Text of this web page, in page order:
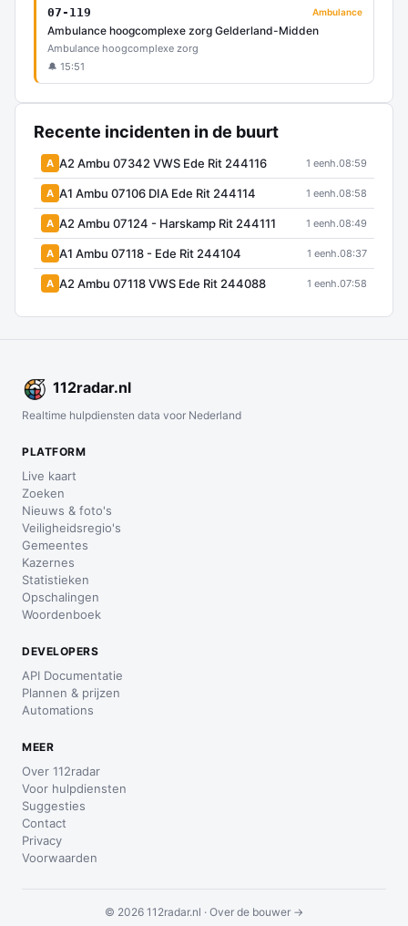
07-119 Ambulance
Ambulance hoogcomplexe zorg Gelderland-Midden
Ambulance hoogcomplexe zorg
🔔 15:51
Recente incidenten in de buurt
A A2 Ambu 07342 VWS Ede Rit 244116 1 eenh.08:59
A A1 Ambu 07106 DIA Ede Rit 244114 1 eenh.08:58
A A2 Ambu 07124 - Harskamp Rit 244111 1 eenh.08:49
A A1 Ambu 07118 - Ede Rit 244104 1 eenh.08:37
A A2 Ambu 07118 VWS Ede Rit 244088 1 eenh.07:58
112radar.nl
Realtime hulpdiensten data voor Nederland
PLATFORM
Live kaart
Zoeken
Nieuws & foto's
Veiligheidsregio's
Gemeentes
Kazernes
Statistieken
Opschalingen
Woordenboek
DEVELOPERS
API Documentatie
Plannen & prijzen
Automations
MEER
Over 112radar
Voor hulpdiensten
Suggesties
Contact
Privacy
Voorwaarden
© 2026 112radar.nl · Over de bouwer →